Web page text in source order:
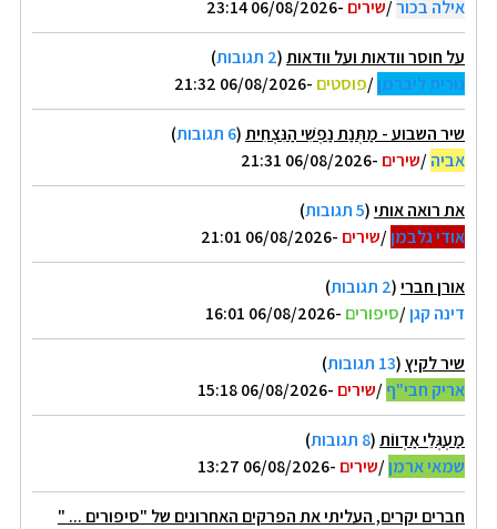
אילה בכור/שירים -06/08/2026 23:14
על חוסר וודאות ועל וודאות(2 תגובות
)
נורית ליברמן/פוסטים -06/08/2026 21:32
שיר השבוע - מַתְּנַת נַפְשִׁי הַנִּצְחִית(6 תגובות
)
אביה/שירים -06/08/2026 21:31
את רואה אותי(5 תגובות
)
אודי גלבמן/שירים -06/08/2026 21:01
אורן חברי(2 תגובות
)
דינה קגן/סיפורים -06/08/2026 16:01
שיר לקיץ(13 תגובות
)
אריק חבי"ף/שירים -06/08/2026 15:18
מַעְגְּלֵי אַדְווֹת(8 תגובות
)
שמאי ארמן/שירים -06/08/2026 13:27
חברים יקרים, העליתי את הפרקים האחרונים של "סיפורים ... "